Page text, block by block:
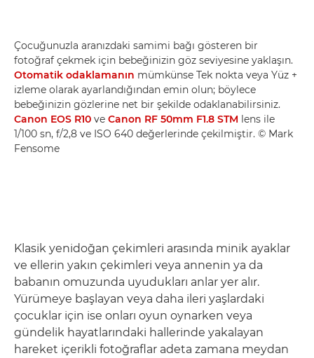
Çocuğunuzla aranızdaki samimi bağı gösteren bir
fotoğraf çekmek için bebeğinizin göz seviyesine yaklaşın.
Otomatik odaklamanın mümkünse Tek nokta veya Yüz +
izleme olarak ayarlandığından emin olun; böylece
bebeğinizin gözlerine net bir şekilde odaklanabilirsiniz.
Canon EOS R10 ve Canon RF 50mm F1.8 STM lens ile
1/100 sn, f/2,8 ve ISO 640 değerlerinde çekilmiştir. © Mark
Fensome
Klasik yenidoğan çekimleri arasında minik ayaklar
ve ellerin yakın çekimleri veya annenin ya da
babanın omuzunda uyudukları anlar yer alır.
Yürümeye başlayan veya daha ileri yaşlardaki
çocuklar için ise onları oyun oynarken veya
gündelik hayatlarındaki hallerinde yakalayan
hareket içerikli fotoğraflar adeta zamana meydan